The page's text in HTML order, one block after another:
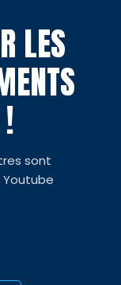
LES
!
sont